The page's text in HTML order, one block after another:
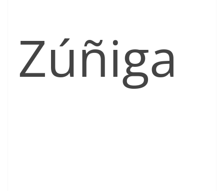
Zúñiga